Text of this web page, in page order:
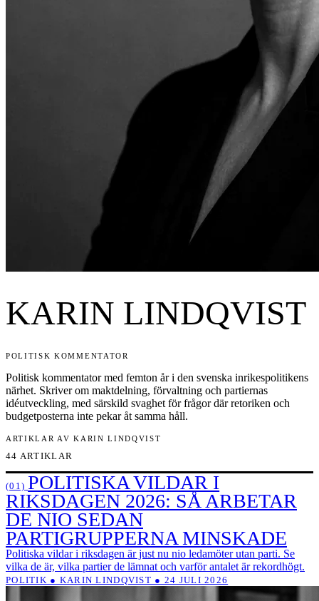
KARIN LINDQVIST
POLITISK KOMMENTATOR
Politisk kommentator med femton år i den svenska inrikespolitikens
närhet. Skriver om maktdelning, förvaltning och partiernas
idéutveckling, med särskild svaghet för frågor där retoriken och
budgetposterna inte pekar åt samma håll.
ARTIKLAR AV KARIN LINDQVIST
44 ARTIKLAR
(01) POLITISKA VILDAR I
RIKSDAGEN 2026: SÅ ARBETAR
DE NIO SEDAN
PARTIGRUPPERNA MINSKADE
Politiska vildar i riksdagen är just nu nio ledamöter utan parti. Se
vilka de är, vilka partier de lämnat och varför antalet är rekordhögt.
POLITIK ● KARIN LINDQVIST ● 24 JULI 2026